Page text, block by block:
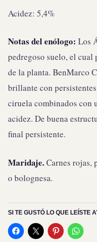
Acidez: 5,4%
Notas del enólogo: Los
pedregoso suelo, el
de la planta. BenMarco
brillante con
ciruela combinados con
acidez. De buena
final persistente.
Maridaje.Carnes rojas,
o bolognesa.
SI TE GUSTÓ LO QUE LEÍSTE